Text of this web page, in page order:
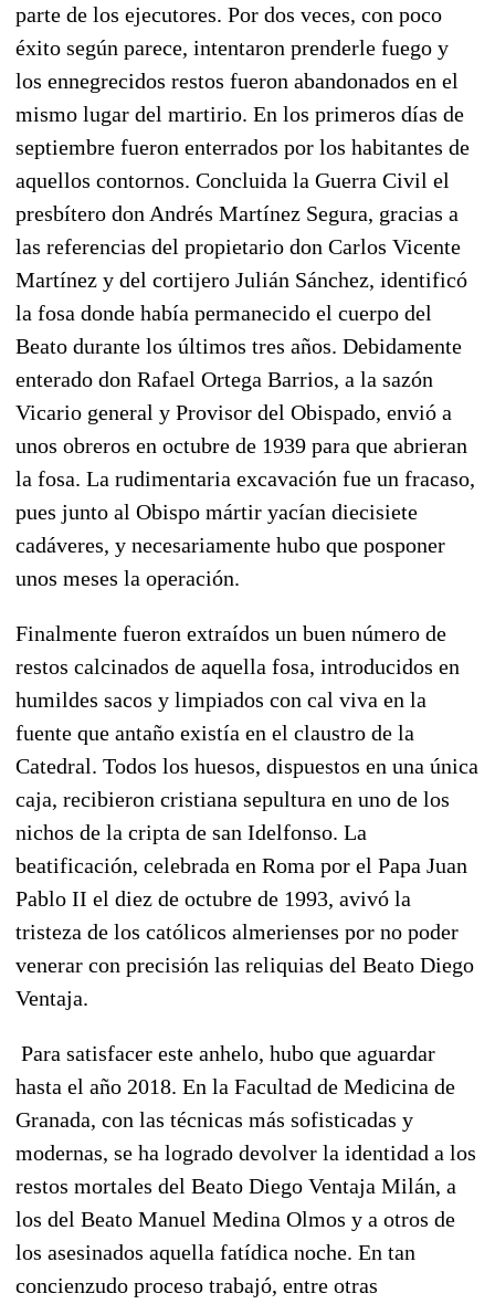
parte de los ejecutores. Por dos veces, con poco
éxito según parece, intentaron prenderle fuego y
los ennegrecidos restos fueron abandonados en el
mismo lugar del martirio. En los primeros días de
septiembre fueron enterrados por los habitantes de
aquellos contornos. Concluida la Guerra Civil el
presbítero don Andrés Martínez Segura, gracias a
las referencias del propietario don Carlos Vicente
Martínez y del cortijero Julián Sánchez, identificó
la fosa donde había permanecido el cuerpo del
Beato durante los últimos tres años. Debidamente
enterado don Rafael Ortega Barrios, a la sazón
Vicario general y Provisor del Obispado, envió a
unos obreros en octubre de 1939 para que abrieran
la fosa. La rudimentaria excavación fue un fracaso,
pues junto al Obispo mártir yacían diecisiete
cadáveres, y necesariamente hubo que posponer
unos meses la operación.
Finalmente fueron extraídos un buen número de
restos calcinados de aquella fosa, introducidos en
humildes sacos y limpiados con cal viva en la
fuente que antaño existía en el claustro de la
Catedral. Todos los huesos, dispuestos en una única
caja, recibieron cristiana sepultura en uno de los
nichos de la cripta de san Idelfonso. La
beatificación, celebrada en Roma por el Papa Juan
Pablo II el diez de octubre de 1993, avivó la
tristeza de los católicos almerienses por no poder
venerar con precisión las reliquias del Beato Diego
Ventaja.
Para satisfacer este anhelo, hubo que aguardar
hasta el año 2018. En la Facultad de Medicina de
Granada, con las técnicas más sofisticadas y
modernas, se ha logrado devolver la identidad a los
restos mortales del Beato Diego Ventaja Milán, a
los del Beato Manuel Medina Olmos y a otros de
los asesinados aquella fatídica noche. En tan
concienzudo proceso trabajó, entre otras